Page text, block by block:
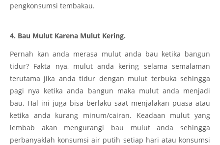
pengkonsumsi tembakau.
4. Bau Mulut Karena Mulut Kering.
Pernah kan anda merasa mulut anda bau ketika bangun
tidur? Fakta nya, mulut anda kering selama semalaman
terutama jika anda tidur dengan mulut terbuka sehingga
pagi nya ketika anda bangun maka mulut anda menjadi
bau. Hal ini juga bisa berlaku saat menjalakan puasa atau
ketika anda kurang minum/cairan. Keadaan mulut yang
lembab akan mengurangi bau mulut anda sehingga
perbanyaklah konsumsi air putih setiap hari atau konsumsi